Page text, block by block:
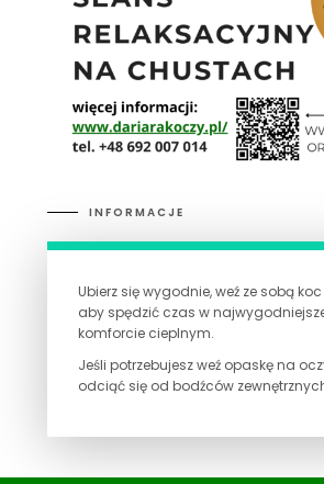
INFORMACJE
Ubierz się wygodnie, weź ze sobą
aby spędzić czas w
komforcie cieplnym.
Jeśli potrzebujesz weź opaskę na
odciąć się od bodźców